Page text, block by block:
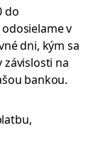
do
v
dni, kým sa
závislosti na
bankou.